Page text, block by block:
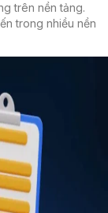
trên nền tảng.
trong nhiều nền